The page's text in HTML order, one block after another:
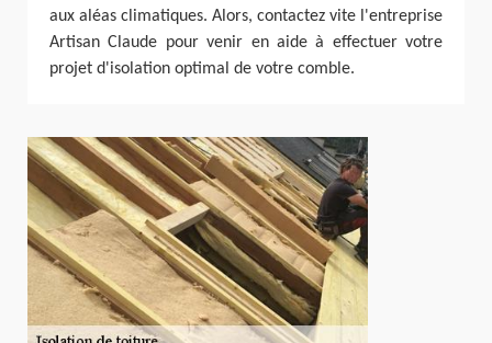
aux aléas climatiques. Alors, contactez vite l'entreprise
Artisan Claude pour venir en aide à effectuer votre
projet d'isolation optimal de votre comble.